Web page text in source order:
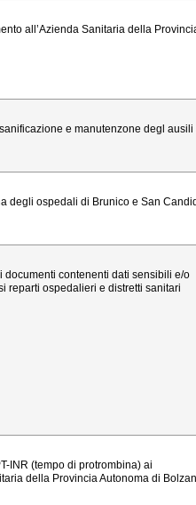
all’Azienda Sanitaria della
e manutenzone degl ausili
degli ospedali di Brunico e San
documenti contenenti dati sensibili e/o
reparti ospedalieri e distretti sanitari
INR (tempo di protrombina) ai
della Provincia Autonoma di